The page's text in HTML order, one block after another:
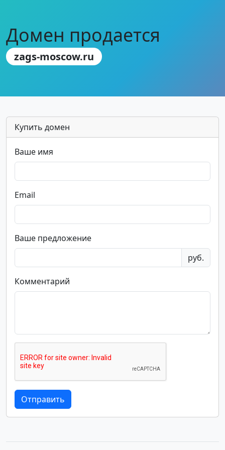
Домен продается
zags-moscow.ru
Купить домен
Ваше имя
Email
Ваше предложение
руб.
Комментарий
Отправить